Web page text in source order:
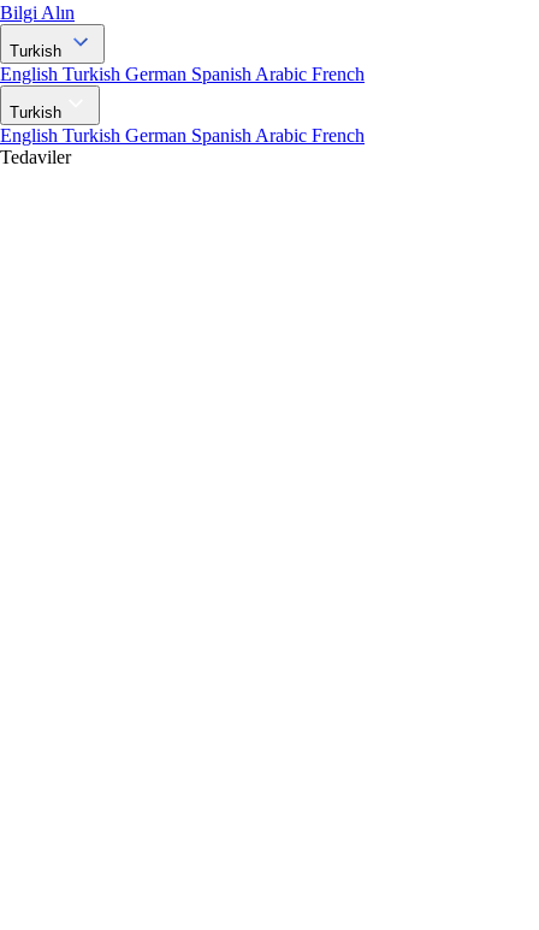
Bilgi Alın
Turkish
English Turkish German Spanish Arabic French
Turkish
English Turkish German Spanish Arabic French
Tedaviler